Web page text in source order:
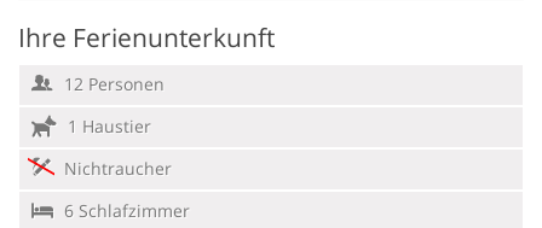
Ihre Ferienunterkunft
12 Personen
1 Haustier
Nichtraucher
6 Schlafzimmer